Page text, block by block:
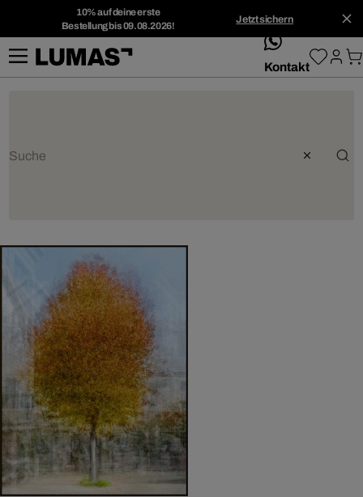
10% auf deine erste
Bestellung bis 09.08.2026!
Jetzt sichern
whatsApp
Kontakt